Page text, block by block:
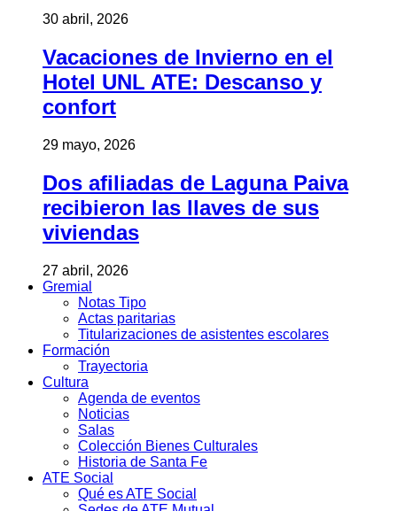
30 abril, 2026
Vacaciones de Invierno en el
Hotel UNL ATE: Descanso y
confort
29 mayo, 2026
Dos afiliadas de Laguna Paiva
recibieron las llaves de sus
viviendas
27 abril, 2026
Gremial
Notas Tipo
Actas paritarias
Titularizaciones de asistentes escolares
Formación
Trayectoria
Cultura
Agenda de eventos
Noticias
Salas
Colección Bienes Culturales
Historia de Santa Fe
ATE Social
Qué es ATE Social